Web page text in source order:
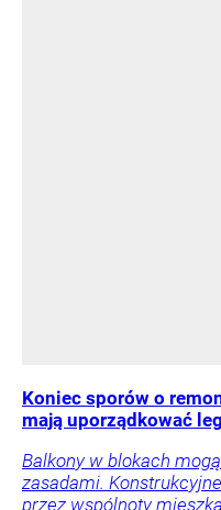
Koniec sporów o
mają uporządkować
Balkony w blokach
zasadami.
przez wspólnoty